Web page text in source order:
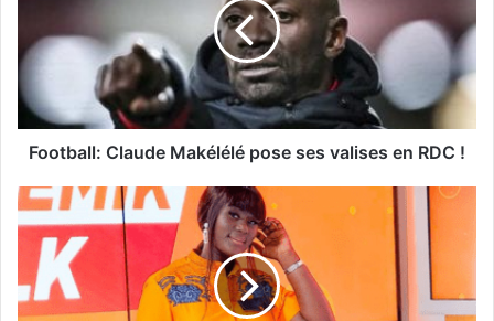
Football: Claude Makélélé pose ses valises en RDC !